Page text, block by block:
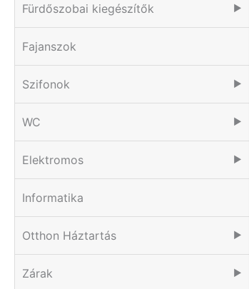
Fürdőszobai kiegészítők ▶
Fajanszok
Szifonok ▶
WC ▶
Elektromos ▶
Informatika
Otthon Háztartás ▶
Zárak ▶